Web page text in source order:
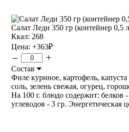
Салат Леди 350 гр (контейнер 0,5
Ккал: 268
Цена: +363₽
– +
Состав
Филе куриное, картофель, капуста
соль, зелень свежая, огурец,
На 100 г. блюдо содержит: белков
углеводов - 3 гр. Энергетическая